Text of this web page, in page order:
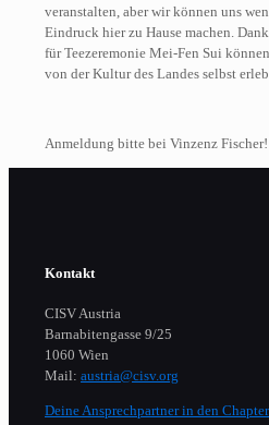
veranstalten, aber wir können uns
Eindruck hier zu Hause machen.
für Teezeremonie Mei-Fen Sui
von der Kultur des Landes selbst
Anmeldung bitte bei Vinzenz Fischer!
Kontakt
CISV Austria
Barnabitengasse 9/25
1060 Wien
Mail: austria@cisv.org
Deine Ansprechpartner in den